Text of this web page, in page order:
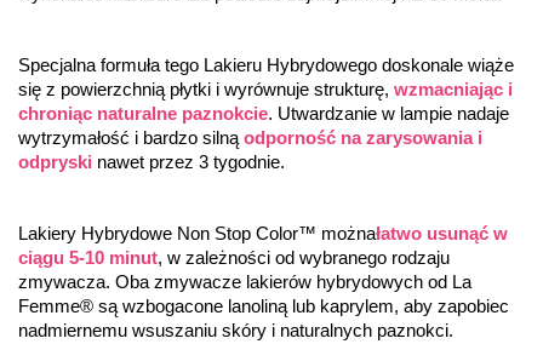
Specjalna formuła tego Lakieru Hybrydowego doskonale wiąże
się z powierzchnią płytki i wyrównuje strukturę, wzmacniając i
chroniąc naturalne paznokcie. Utwardzanie w lampie nadaje
wytrzymałość i bardzo silną odporność na zarysowania i
odpryski nawet przez 3 tygodnie.
Lakiery Hybrydowe Non Stop Color™ możnałatwo usunąć w
ciągu 5-10 minut, w zależności od wybranego rodzaju
zmywacza. Oba zmywacze lakierów hybrydowych od La
Femme® są wzbogacone lanoliną lub kaprylem, aby zapobiec
nadmiernemu wsuszaniu skóry i naturalnych paznokci.